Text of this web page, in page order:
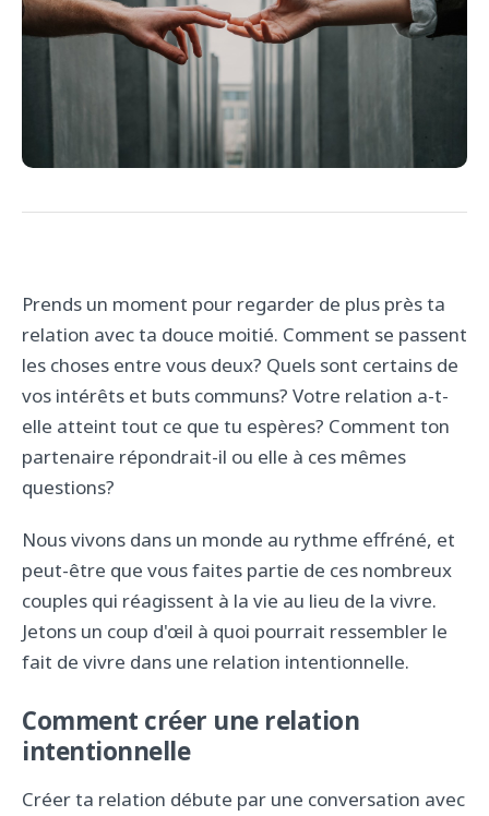
Prends un moment pour regarder de plus près ta
relation avec ta douce moitié. Comment se passent
les choses entre vous deux? Quels sont certains de
vos intérêts et buts communs? Votre relation a-t-
elle atteint tout ce que tu espères? Comment ton
partenaire répondrait-il ou elle à ces mêmes
questions?
Nous vivons dans un monde au rythme effréné, et
peut-être que vous faites partie de ces nombreux
couples qui réagissent à la vie au lieu de la vivre.
Jetons un coup d'œil à quoi pourrait ressembler le
fait de vivre dans une relation intentionnelle.
Comment créer une relation
intentionnelle
Créer ta relation débute par une conversation avec